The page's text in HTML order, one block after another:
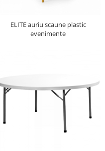
ELITE auriu scaune plastic
evenimente